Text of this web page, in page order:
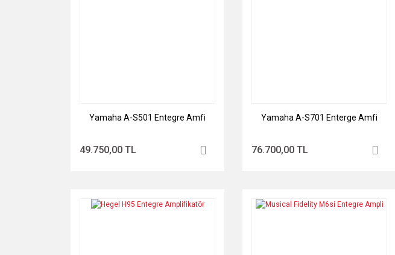
Yamaha A-S501 Entegre Amfi
49.750,00 TL
Yamaha A-S701 Enterge Amfi
76.700,00 TL